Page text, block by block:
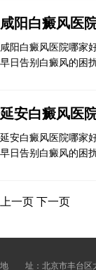
咸阳白癜风医
咸阳白癜风医院哪家
早日告别白癜风的困
延安白癜风医
延安白癜风医院哪家
早日告别白癜风的困
上一页 下一页
地 址：北京市丰台区